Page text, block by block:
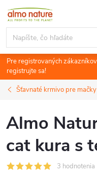
Prejsť
obsah
Pre registrovaných
registrujte sa!
Šťavnaté krmivo pre mačky
Almo
cat kura s
3 hodnotenia